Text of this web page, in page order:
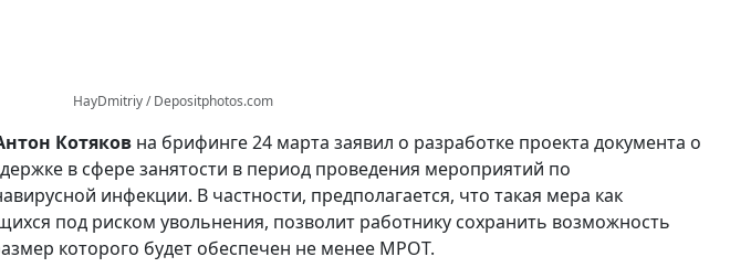
HayDmitriy / Depositphotos.com
Котяков на брифинге 24 марта заявил о разработке проекта документа о
в сфере занятости в период проведения мероприятий по
инфекции. В частности, предполагается, что такая мера как
под риском увольнения, позволит работнику сохранить возможность
которого будет обеспечен не менее МРОТ.